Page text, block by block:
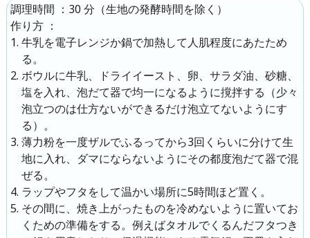
調理時間 ： 30 分 （生地の発酵時間を除く）
作り方
：
牛乳を電子レンジか鍋で加熱して人肌程度にあたため
る。
ボウルに牛乳、ドライイースト、卵、サラダ油、砂糖、
塩を入れ、泡だて器で均一になるように撹拌する（少々
泡立つのは仕方ないができるだけ泡立てないようにす
る）。
薄力粉を一度ザルでふるってから3回くらいに分けて生
地に入れ、ダマにならないようにその都度泡だて器で混
ぜる。
ラップやフタをして温かい場所に5時間ほど置く。
その間に、焼き上がったものを冷めないように置いてお
くための準備をする。例えばタオルでくるんだフタつき